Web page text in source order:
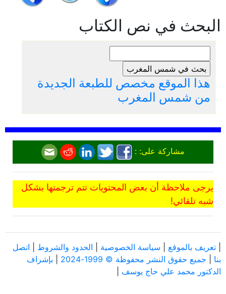
البحث في نص الكتاب
هذا الموقع مخصص للطبعة الجديدة
من شمس المغرب
مشاركة على: :
يرجى ملاحظة أن بعض المحتويات تتم ترجمتها بشكل
شبه تلقائي!
تعريف بالموقع سياسة الخصوصية الحدود والشروط
اتصل
بنا
جميع حقوق النشر محفوظة © 1999-2024
بإشراف
الدكتور محمد علي حاج يوسف